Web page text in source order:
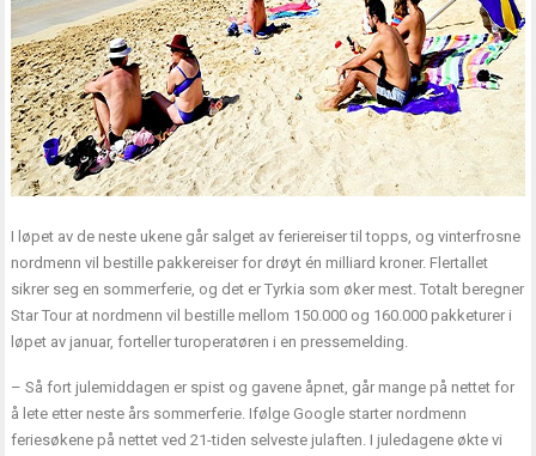
I løpet av de neste ukene går salget av feriereiser til topps, og vinterfrosne
nordmenn vil bestille pakkereiser for drøyt én milliard kroner. Flertallet
sikrer seg en sommerferie, og det er Tyrkia som øker mest. Totalt beregner
Star Tour at nordmenn vil bestille mellom 150.000 og 160.000 pakketurer i
løpet av januar, forteller turoperatøren i en pressemelding.
– Så fort julemiddagen er spist og gavene åpnet, går mange på nettet for
å lete etter neste års sommerferie. Ifølge Google starter nordmenn
feriesøkene på nettet ved 21-tiden selveste julaften. I juledagene økte vi